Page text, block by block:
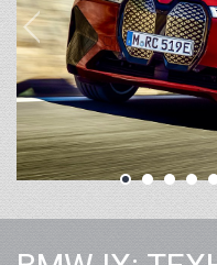
ФЛАГМАН
BMW
Электрический
BMW iX стал для
электрическим SUV, а
автомобиль, в
сформулировать
экологичности,
BMW iX переосмыслил